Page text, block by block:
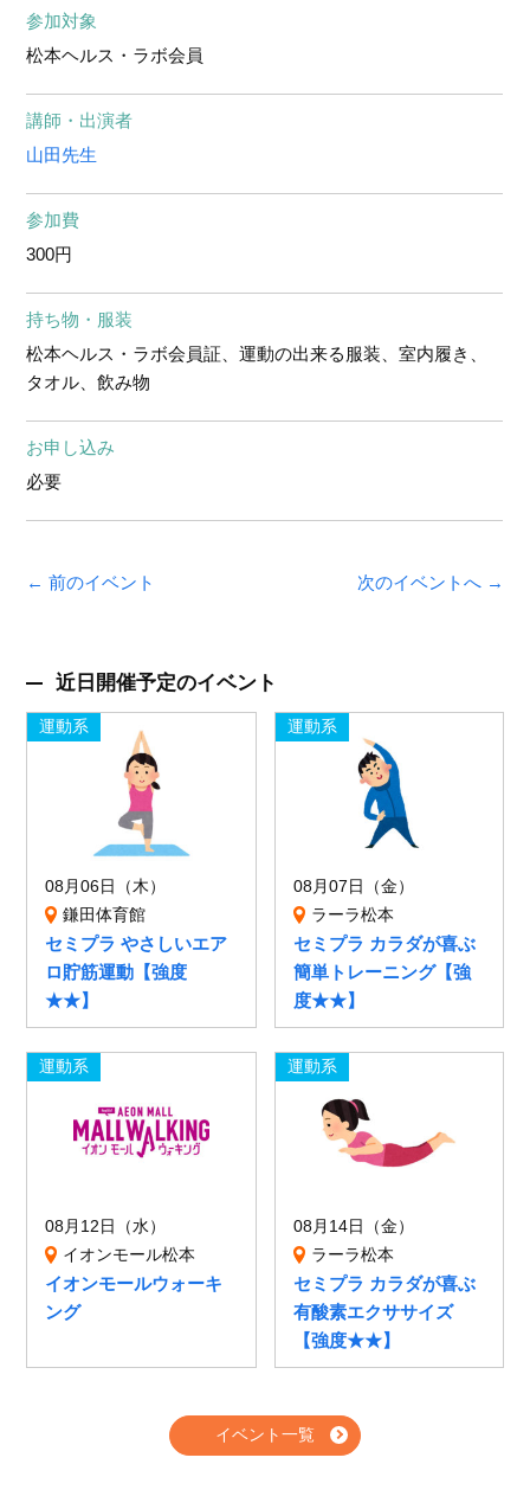
参加対象
松本ヘルス・ラボ会員
講師・出演者
山田先生
参加費
300円
持ち物・服装
松本ヘルス・ラボ会員証、運動の出来る服装、室内履き、
タオル、飲み物
お申し込み
必要
← 前のイベント 次のイベントへ →
近日開催予定のイベント
運動系
08月06日（木）
鎌田体育館
セミプラ やさしいエア
ロ貯筋運動【強度
★★】
運動系
08月07日（金）
ラーラ松本
セミプラ カラダが喜ぶ
簡単トレーニング【強
度★★】
運動系
08月12日（水）
イオンモール松本
イオンモールウォーキ
ング
運動系
08月14日（金）
ラーラ松本
セミプラ カラダが喜ぶ
有酸素エクササイズ
【強度★★】
イベント一覧